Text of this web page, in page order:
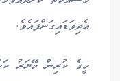
އެދިވަޑައިގަންފައެވެ.
މީގެ ކުރިން މޭޔަރު